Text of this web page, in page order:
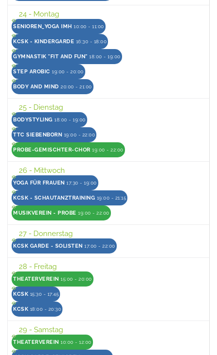
24 - Montag
SENIOREN_YOGA IMH 10:00 - 11:00
KCSK - KINDERGARDE 16:30 - 18:00
GYMNASTIK "FIT AND FUN" 18:00 - 19:00
STEP AROBIC 19:00 - 20:00
BODY AND MIND 20:00 - 21:00
25 - Dienstag
BODYSTYLING 18:00 - 19:00
TTC SIEBENBORN 19:00 - 22:00
PROBE-GEMISCHTER-CHOR 19:00 - 22:00
26 - Mittwoch
YOGA FÜR FRAUEN 17:30 - 19:00
KCSK - SCHAUTANZTRAINING 19:00 - 21:15
MUSIKVEREIN - PROBE 19:00 - 22:00
27 - Donnerstag
KCSK GARDE - SOLISTEN 17:00 - 22:00
28 - Freitag
THEATERVEREIN 15:00 - 20:00
KCSK 15:30 - 17:45
KCSK 18:00 - 20:30
29 - Samstag
THEATERVEREIN 10:00 - 12:00